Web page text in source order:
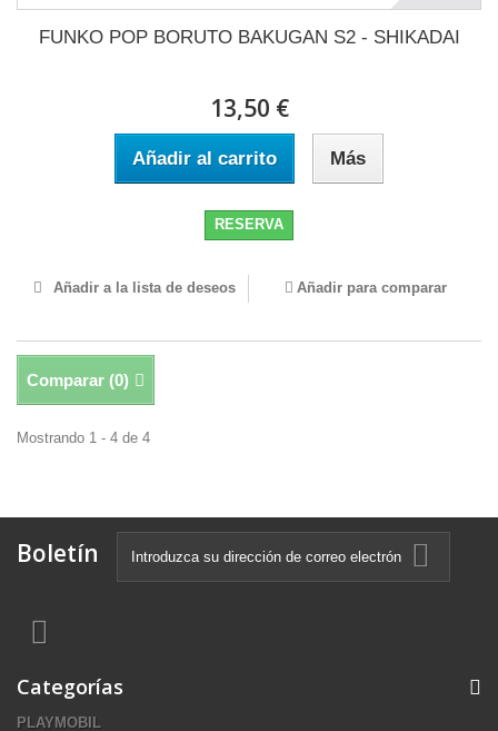
FUNKO POP BORUTO BAKUGAN S2 - SHIKADAI
13,50 €
Añadir al carrito Más
RESERVA
Añadir a la lista de deseos Añadir para comparar
Comparar (0)
Mostrando 1 - 4 de 4
Boletín
Categorías
PLAYMOBIL